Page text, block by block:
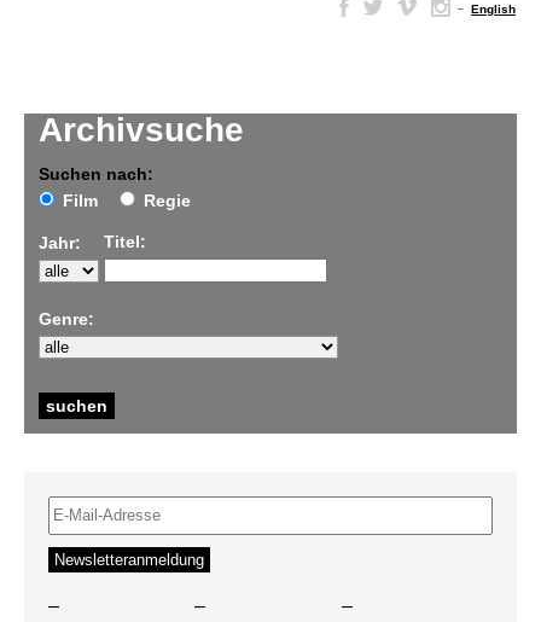
– English
Archivsuche
Suchen nach:
Film
Regie
Jahr: Titel:
Genre:
– – –